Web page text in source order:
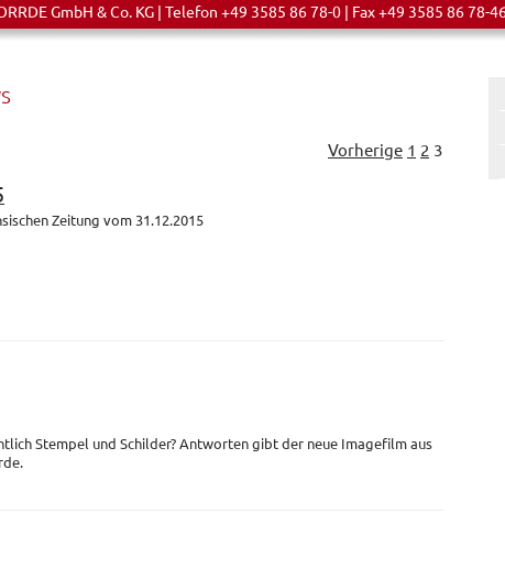
GmbH & Co. KG | Telefon +49 3585 86 78-0 | Fax +49 3585 86 78-
Vorherige 1 2 3
Zeitung vom 31.12.2015
Stempel und Schilder? Antworten gibt der neue Imagefilm aus